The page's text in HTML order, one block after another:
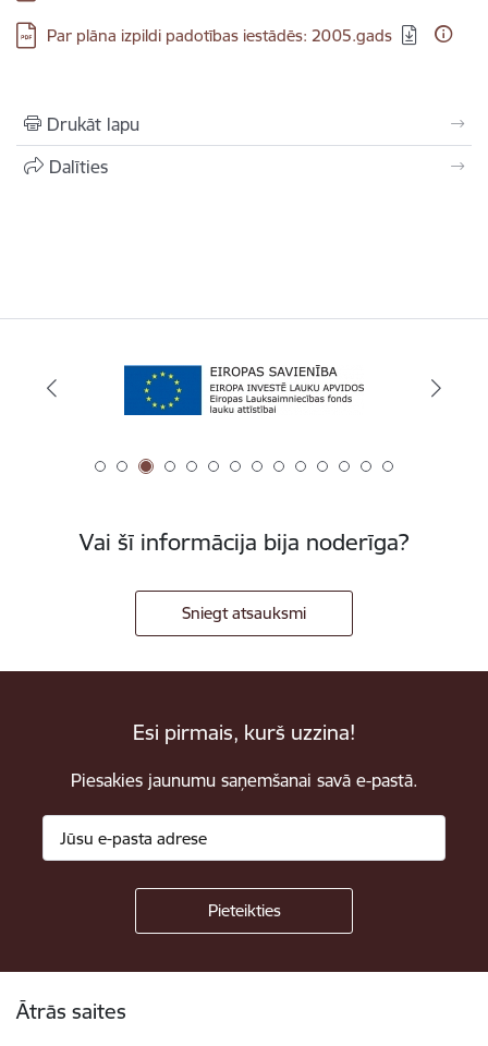
Lejupielādēt:
Par plāna izpildi padotības iestādēs: 2005.gads
Drukāt lapu
Dalīties
Vai šī informācija bija noderīga?
Sniegt atsauksmi
Esi pirmais, kurš uzzina!
Piesakies jaunumu saņemšanai savā e-pastā.
Ātrās saites